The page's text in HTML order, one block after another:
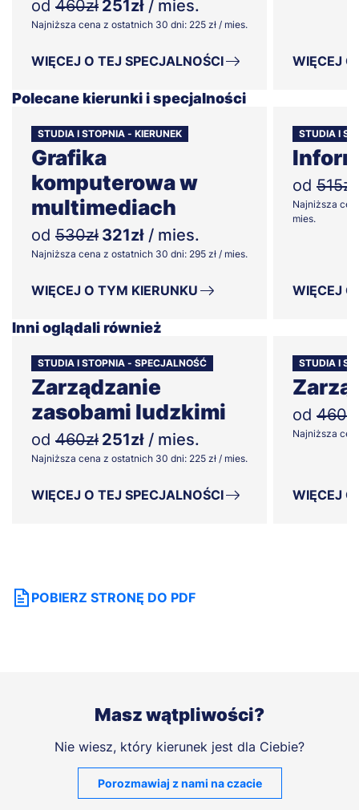
od 460zł 251zł / mies.
Najniższa cena z ostatnich 30 dni: 225 zł / mies.
WIĘCEJ O TEJ SPECJALNOŚCI WIĘCEJ
Polecane kierunki i specjalności
STUDIA I STOPNIA - KIERUNEK
Grafika
komputerowa w
multimediach
od 530zł 321zł / mies.
Najniższa cena z ostatnich 30 dni: 295 zł / mies.
WIĘCEJ O TYM KIERUNKU
STUDIA I
od 515zł
Najniższa
mies.
WIĘCEJ
Inni oglądali również
STUDIA I STOPNIA - SPECJALNOŚĆ
Zarządzanie
zasobami ludzkimi
od 460zł 251zł / mies.
Najniższa cena z ostatnich 30 dni: 225 zł / mies.
WIĘCEJ O TEJ SPECJALNOŚCI
STUDIA I
od 460zł
Najniższa
WIĘCEJ
POBIERZ STRONĘ DO PDF
Masz wątpliwości?
Nie wiesz, który kierunek jest dla Ciebie?
Porozmawiaj z nami na czacie